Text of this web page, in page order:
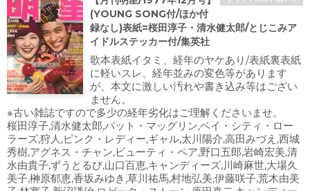
(YOUNG SONG付/ほか付
録なし)表紙=桜田淳子・清水健太郎/とじこみア
イドルステッカー付/集英社
歌本表紙イタミ、経年のヤケあり/表紙裏表紙
に軽いスレ、経年並みの変色等があります
が、本文に激しい汚れや書き込み等はござい
ません。
※古い雑誌ですので多少の経年劣化はご理解くださいませ。
桜田淳子,清水健太郎,パット・マッグリン,ベイ・シティ・ロー
ラーズ,狩人,ピンク・レディー,ギャル,太川陽介,高田みづえ,西城
秀樹,アグネス・チャン,ビューティ・ペア,野口五郎,岩崎宏美,清
水由貴子,ずうとるび,山口百恵,キャンディーズ,川崎麻世,大場久
美子,榊原郁恵,香坂みゆき,草川祐馬,村地弘美,伊藤咲子,荒木由美